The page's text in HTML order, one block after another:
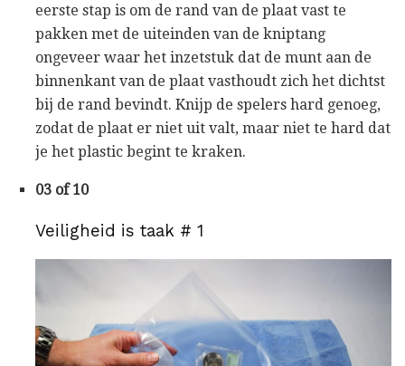
eerste stap is om de rand van de plaat vast te
pakken met de uiteinden van de kniptang
ongeveer waar het inzetstuk dat de munt aan de
binnenkant van de plaat vasthoudt zich het dichtst
bij de rand bevindt. Knijp de spelers hard genoeg,
zodat de plaat er niet uit valt, maar niet te hard dat
je het plastic begint te kraken.
03 of 10
Veiligheid is taak # 1